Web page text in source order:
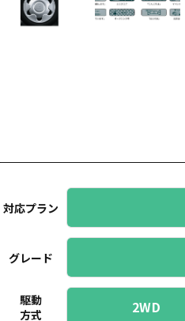
対応プラン
グレード
駆動
方式
2WD